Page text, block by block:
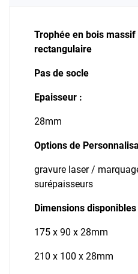
Trophée en bois
rectangulaire
Pas de socle
Epaisseur :
28mm
Options de
gravure laser /
surépaisseurs
Dimensions disponibles
175 x 90 x 28mm
210 x 100 x 28mm